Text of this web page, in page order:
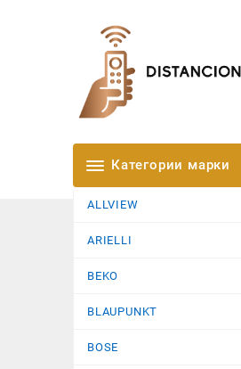
Категории марки
ALLVIEW
ARIELLI
BEKO
BLAUPUNKT
BOSE